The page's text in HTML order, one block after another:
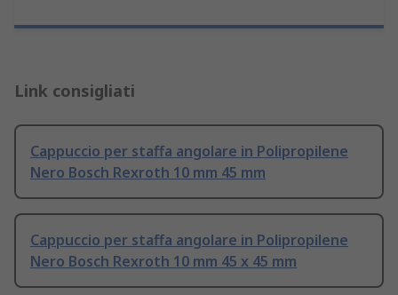
Link consigliati
Cappuccio per staffa angolare in Polipropilene
Nero Bosch Rexroth 10 mm 45 mm
Cappuccio per staffa angolare in Polipropilene
Nero Bosch Rexroth 10 mm 45 x 45 mm